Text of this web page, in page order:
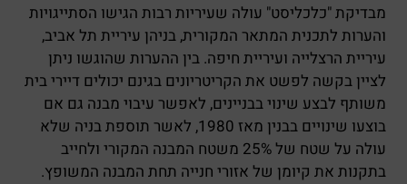
מבדיקת "כלכליסט" עולה שעיריות רבות הגישו הסתייגויות
והערות לתכנית המתאר המקורית, בניהן עיריית תל אביב,
עיריית הרצלייה ועיריית חיפה. בין ההערות שהוגשו ניתן
לציין בקשה לפשט את הקריטריונים בגינם יכולים דיירי בית
משותף לבצע שינוי בבניינים, לאפשר עיבוי מבנה גם אם
בוצעו שינויים בבנין מאז 1980, לאשר תוספת בניה שלא
עולה על שטח של 25% משטח המבנה המקורי ולחייב
בתקנות את קיומן של אזורי חנייה תחת המבנה המשופץ.